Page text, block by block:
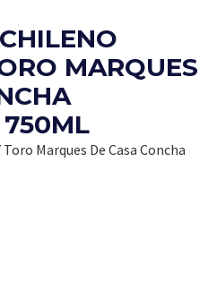
MARQUES
750ML
Marques De Casa Concha